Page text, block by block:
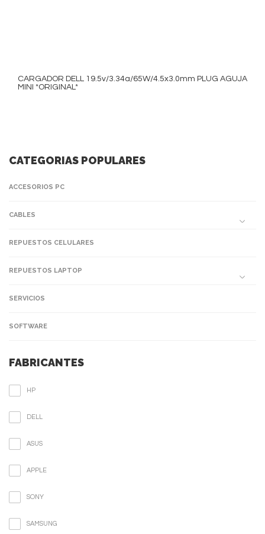
CARGADOR DELL 19.5v/3.34a/65W/4.5x3.0mm PLUG AGUJA
MINI *ORIGINAL*
CATEGORIAS POPULARES
ACCESORIOS PC
CABLES
REPUESTOS CELULARES
REPUESTOS LAPTOP
SERVICIOS
SOFTWARE
FABRICANTES
HP
DELL
ASUS
APPLE
SONY
SAMSUNG